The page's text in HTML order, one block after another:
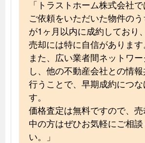
「トラストホーム株式会社
ご依頼をいただいた物件の
が1ヶ月以内に成約しており
売却には特に自信があります
また、広い業者間ネットワ
し、他の不動産会社との情
行うことで、早期成約につな
す。
価格査定は無料ですので、
中の方はぜひお気軽にご相談
い。」